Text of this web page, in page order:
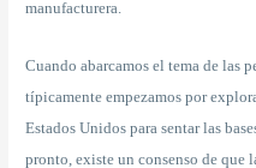
manufacturera.
Cuando abarcamos el tema de las
típicamente empezamos por
Estados Unidos para sentar las
pronto, existe un consenso de que